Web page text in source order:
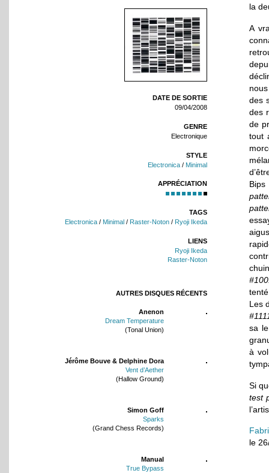
DATE DE SORTIE
09/04/2008
GENRE
Electronique
STYLE
Electronica / Minimal
APPRÉCIATION
TAGS
Electronica / Minimal / Raster-Noton / Ryoji Ikeda
LIENS
Ryoji Ikeda
Raster-Noton
AUTRES DISQUES RÉCENTS
Anenon
Dream Temperature
(Tonal Union)
Jérôme Bouve & Delphine Dora
Vent d’Aether
(Hallow Ground)
Simon Goff
Sparks
(Grand Chess Records)
Manual
True Bypass
la
A
des
des
de
tout
Les
sa
à
Si
test
le